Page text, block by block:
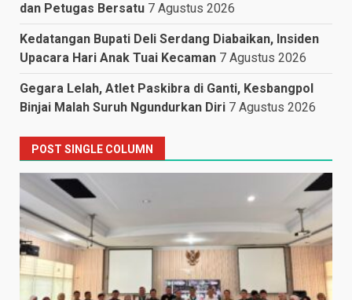
dan Petugas Bersatu 7 Agustus 2026
Kedatangan Bupati Deli Serdang Diabaikan, Insiden
Upacara Hari Anak Tuai Kecaman 7 Agustus 2026
Gegara Lelah, Atlet Paskibra di Ganti, Kesbangpol
Binjai Malah Suruh Ngundurkan Diri 7 Agustus 2026
POST SINGLE COLUMN